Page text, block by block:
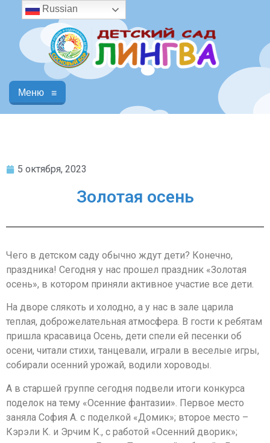
Меню ≡
5 октября, 2023
Золотая осень
Чего в детском саду обычно ждут дети? Конечно,
праздника! Сегодня у нас прошел праздник «Золотая
осень», в котором приняли активное участие все дети.
На дворе слякоть и холодно, а у нас в зале царила
теплая, доброжелательная атмосфера. В гости к ребятам
пришла красавица Осень, дети спели ей песенки об
осени, читали стихи, танцевали, играли в веселые игры,
собирали осенний урожай, водили хороводы.
А в старшей группе сегодня подвели итоги конкурса
поделок на тему «Осенние фантазии». Первое место
заняла София А. с поделкой «Домик»; второе место –
Кэрэли К. и Эрчим К., с работой «Осенний дворик»;
Russian